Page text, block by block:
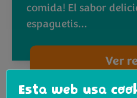
comida! El sabor
espaguetis…
Ver
Esta web usa